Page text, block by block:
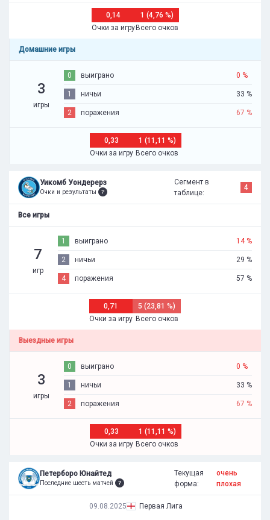
0,14
Очки за игру
1 (4,76 %)
Всего очков
Домашние игры
3
игры
0 выиграно 0 %
1 ничьи 33 %
2 поражения 67 %
0,33
Очки за игру
1 (11,11 %)
Всего очков
Уикомб Уондерерз
Очки и результаты
Сегмент в
таблице:
4
Все игры
7
игр
1 выиграно 14 %
2 ничьи 29 %
4 поражения 57 %
0,71
Очки за игру
5 (23,81 %)
Всего очков
Выездные игры
3
игры
0 выиграно 0 %
1 ничьи 33 %
2 поражения 67 %
0,33
Очки за игру
1 (11,11 %)
Всего очков
Петерборо Юнайтед
Последние шесть матчей
Текущая
форма:
очень
плохая
09.08.2025 Первая Лига